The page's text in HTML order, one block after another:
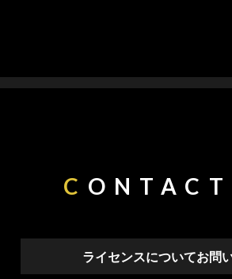
C ONTACT
ライセンスについてお問